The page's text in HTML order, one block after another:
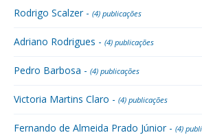
Rodrigo Scalzer - (4) publicações
Adriano Rodrigues - (4) publicações
Pedro Barbosa - (4) publicações
Victoria Martins Claro - (4) publicações
Fernando de Almeida Prado Júnior - (4)